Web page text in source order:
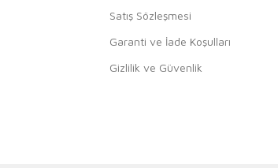
Satış Sözleşmesi
Garanti ve İade Koşulları
Gizlilik ve Güvenlik